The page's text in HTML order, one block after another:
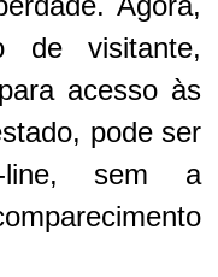
de visitante,
acesso às
pode ser
sem a